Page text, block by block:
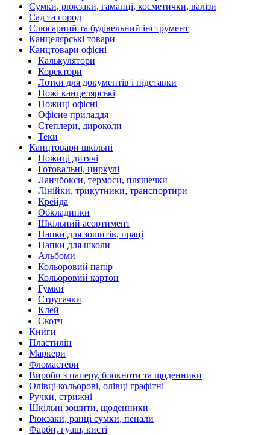
Сумки, рюкзаки, гаманці, косметички, валізи
Сад та город
Слюсарний та будівельний інструмент
Канцелярські товари
Канцтовари офісні
Калькулятори
Коректори
Лотки для документів і підставки
Ножі канцелярські
Ножиці офісні
Офісне приладдя
Степлери, дироколи
Теки
Канцтовари шкільні
Ножиці дитячі
Готовальні, циркулі
Ланчбокси, термоси, пляшечки
Лінійки, трикутники, транспортири
Крейда
Обкладинки
Шкільний асортимент
Папки для зошитів, праці
Папки для школи
Альбоми
Кольоровий папір
Кольоровий картон
Гумки
Стругачки
Клей
Скотч
Книги
Пластилін
Маркери
Фломастери
Вироби з паперу, блокноти та щоденники
Олівці кольорові, олівці графітні
Ручки, стрижні
Шкільні зошити, щоденники
Рюкзаки, ранці сумки, пенали
Фарби, гуаш, кисті